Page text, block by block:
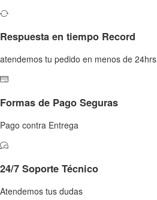
Respuesta en tiempo Record
atendemos tu pedido en menos de 24hrs
Formas de Pago Seguras
Pago contra Entrega
24/7 Soporte Técnico
Atendemos tus dudas